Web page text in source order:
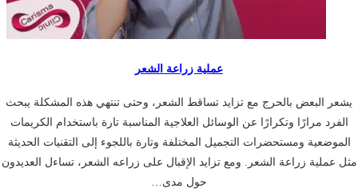
عملية زراعة الشعر
يشعر البعض بالحرج مع تزايد تساقط الشعر، وحتى تنتهي هذه المشكلة يبحث
الفرد مرارًا وتكرارًا عن الوسائل العلاجية المناسبة تارة باستخدام الكريمات
الموضعية ومستحضرات التجميل المختلفة وتارة باللجوء إلى التقنيات الحديثة
مثل عملية زراعة الشعر. ومع تزايد الإقبال على زراعه الشعر، تساءل العديدون
حول مدى…